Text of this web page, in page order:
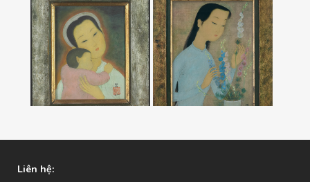
Woman With Child,
1954
Young Woman
Arranging Flowers,
1954
Liên hệ: